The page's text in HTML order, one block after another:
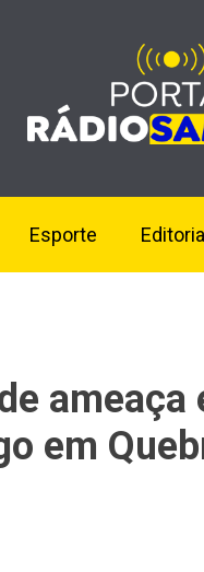
Esporte Editoria
ameaça
em